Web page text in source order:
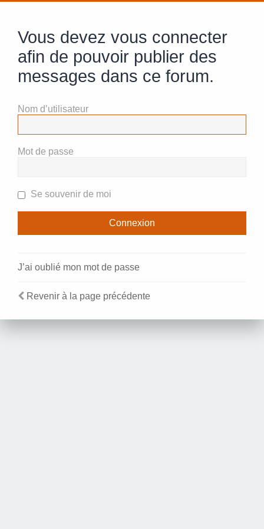
Vous devez vous connecter
afin de pouvoir publier des
messages dans ce forum.
Nom d’utilisateur
Mot de passe
Se souvenir de moi
J’ai oublié mon mot de passe
Revenir à la page précédente